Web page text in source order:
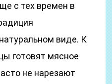
с тех времен в
виде. К
готовят мясное
не нарезают